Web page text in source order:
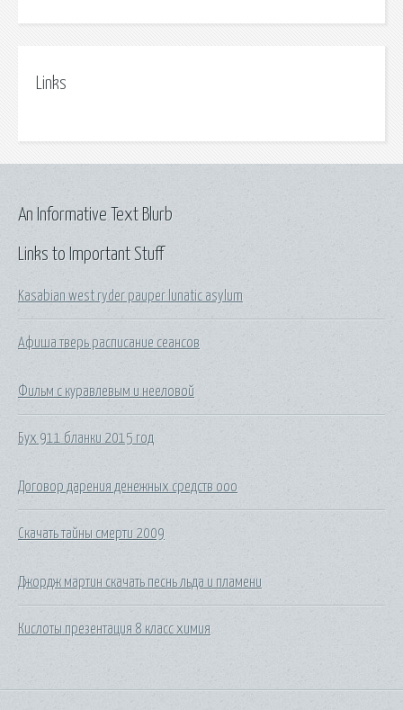
Links
Links to Important Stuff
Kasabian west ryder pauper lunatic asylum
Афиша тверь расписание сеансов
Фильм с куравлевым и нееловой
Бух 911 бланки 2015 год
Договор дарения денежных средств ооо
Скачать тайны смерти 2009
Джордж мартин скачать песнь льда и пламени
Кислоты презентация 8 класс химия
An Informative Text Blurb